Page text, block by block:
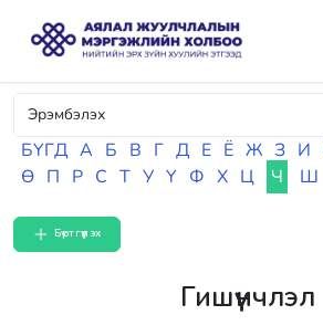
БҮГД А Б В Г Д Е Ё Ж З И
Ө П Р С Т У Ү Ф Х Ц Ч Ш
Бүртгүүлэх
Гишүүнчлэл